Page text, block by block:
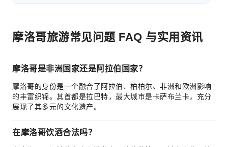
摩洛哥旅游常见问题 FAQ 与实用资讯
摩洛哥是非洲国家还是阿拉伯国家？
摩洛哥的身份是一个融合了阿拉伯、柏柏尔、非洲和欧洲影响
的丰富织锦。其首都是拉巴特，最大城市是卡萨布兰卡，充分
展现了其多元的文化遗产。
在摩洛哥饮酒合法吗？